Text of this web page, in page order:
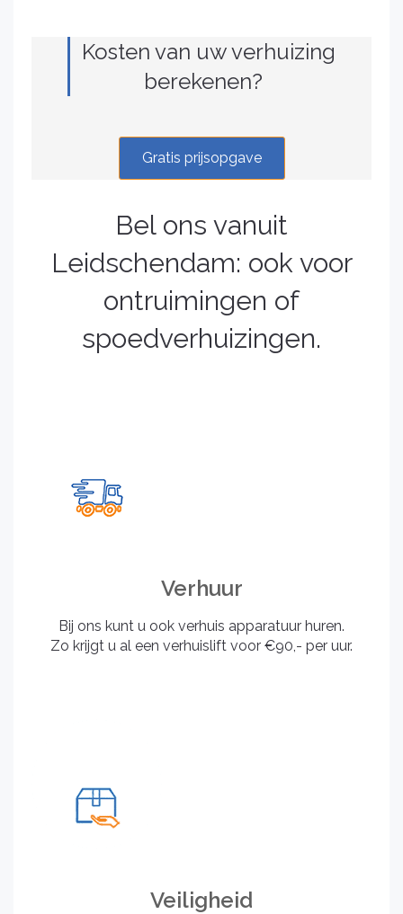
Kosten van uw verhuizing
berekenen?
Gratis prijsopgave
Bel ons vanuit
Leidschendam: ook voor
ontruimingen of
spoedverhuizingen.
Verhuur
Bij ons kunt u ook verhuis apparatuur huren.
Zo krijgt u al een verhuislift voor €90,- per uur.
Veiligheid